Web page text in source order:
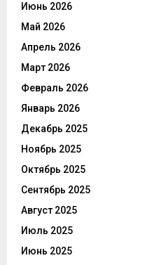
Июнь 2026
Май 2026
Апрель 2026
Март 2026
Февраль 2026
Январь 2026
Декабрь 2025
Ноябрь 2025
Октябрь 2025
Сентябрь 2025
Август 2025
Июль 2025
Июнь 2025